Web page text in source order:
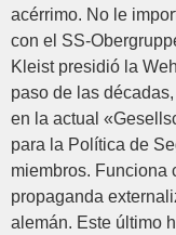
acérrimo. No le
con el SS-
Kleist presidió la
paso de las
en la actual
para la Política de
miembros. Funciona
propaganda
alemán. Este último